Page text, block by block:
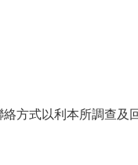
方式以利本所調查及